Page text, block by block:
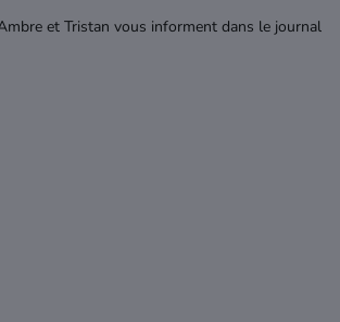
et Tristan vous informent dans le journal